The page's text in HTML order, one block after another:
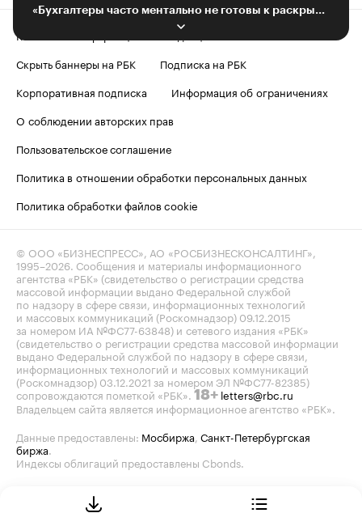
«Бухгалтеры часто ментально не готовы к раскрытию информации»
Контактная информация
Редакция
Скрыть баннеры на РБК
Подписка на РБК
Корпоративная подписка
Информация об ограничениях
О соблюдении авторских прав
Пользовательское соглашение
Политика в отношении обработки персональных данных
Политика обработки файлов cookie
© ООО «БИЗНЕСПРЕСС», АО «РОСБИЗНЕСКОНСАЛТИНГ»,
1995–2026 . Сообщения и материалы информационного
агентства «РБК» (свидетельство о регистрации средства
массовой информации выдано Федеральной службой
по надзору в сфере связи, информационных технологий
и массовых коммуникаций (Роскомнадзор) 09.12.2015
за номером ИА №ФС77-63848) и сетевого издания «РБК»
(свидетельство о регистрации средства массовой информации
выдано Федеральной службой по надзору в сфере связи,
информационных технологий и массовых коммуникаций
(Роскомнадзор) 03.12.2021 за номером ЭЛ №ФС77-82385)
сопровождаются пометкой «РБК». 18+ letters@rbc.ru
Владельцем сайта является информационное агентство «РБК».
Данные предоставлены: Мосбиржа Санкт-Петербургская
биржа
Индексы облигаций предоставлены Cbonds.